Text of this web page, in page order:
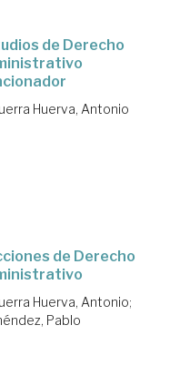
de Derecho
Huerva, Antonio
de Derecho
Huerva, Antonio;
Pablo